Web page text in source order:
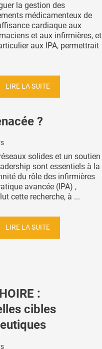
la gestion des
médicamenteux de
cardiaque aux
et aux infirmières, et
aux IPA, permettrait
LIRE LA SUITE
?
solides et un soutien
sont essentiels à la
du rôle des infirmières
avancée (IPA) ,
cette recherche, à ...
LIRE LA SUITE
:
cibles